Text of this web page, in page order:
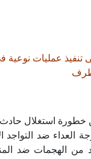
تنفيذ عمليات
من خطورة استغلال
موجة العداء ضد
الهجمات ضد